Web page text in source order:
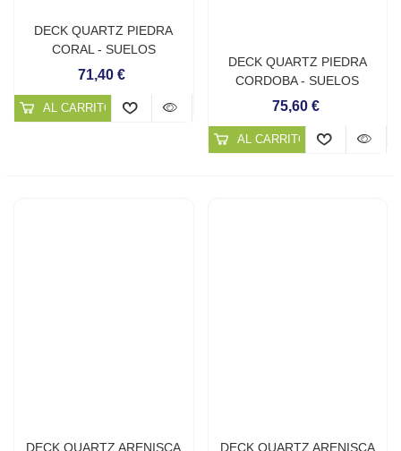
DECK QUARTZ PIEDRA
CORAL - SUELOS
CONTINUOS DE CUARZO
71,40 €
AL CARRITO
DECK QUARTZ PIEDRA
CORDOBA - SUELOS
CONTINUOS DE CUARZO
75,60 €
AL CARRITO
DECK QUARTZ ARENISCA DECK QUARTZ ARENISCA